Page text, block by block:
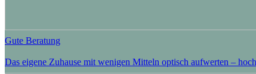
Gute Beratung
Das eigene Zuhause mit wenigen Mitteln optisch aufwerten –